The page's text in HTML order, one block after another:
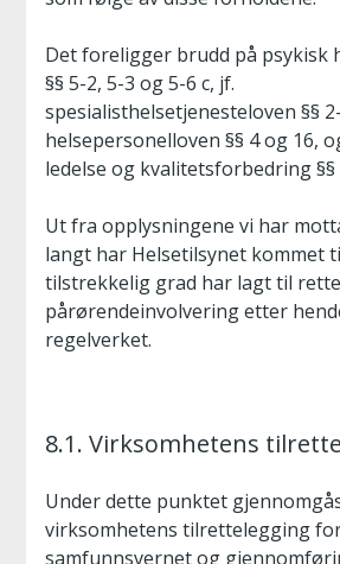
Det foreligger brudd på psykisk
§§ 5-2, 5-3 og 5-6 c, jf.
spesialisthelsetjenesteloven §§
helsepersonelloven §§ 4 og 16,
ledelse og kvalitetsforbedring §§
Ut fra opplysningene vi har
langt har Helsetilsynet kommet
tilstrekkelig grad har lagt til
pårørendeinvolvering etter
regelverket.
8.1. Virksomhetens
Under dette punktet
virksomhetens tilrettelegging
samfunnsvernet og